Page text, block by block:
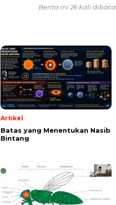
Berita ini 26 kali dibaca
Artikel
Batas yang Menentukan Nasib
Bintang